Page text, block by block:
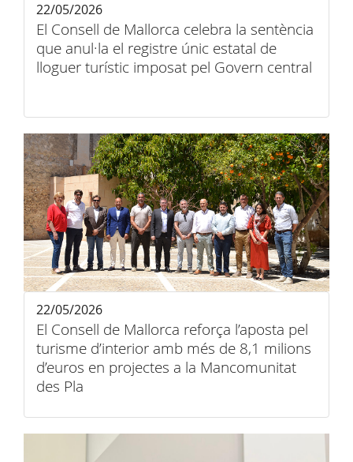
El Consell de Mallorca celebra la sentència
que anul·la el registre únic estatal de
lloguer turístic imposat pel Govern central
22/05/2026
El Consell de Mallorca reforça l’aposta pel
turisme d’interior amb més de 8,1 milions
d’euros en projectes a la Mancomunitat
des Pla
22/05/2026